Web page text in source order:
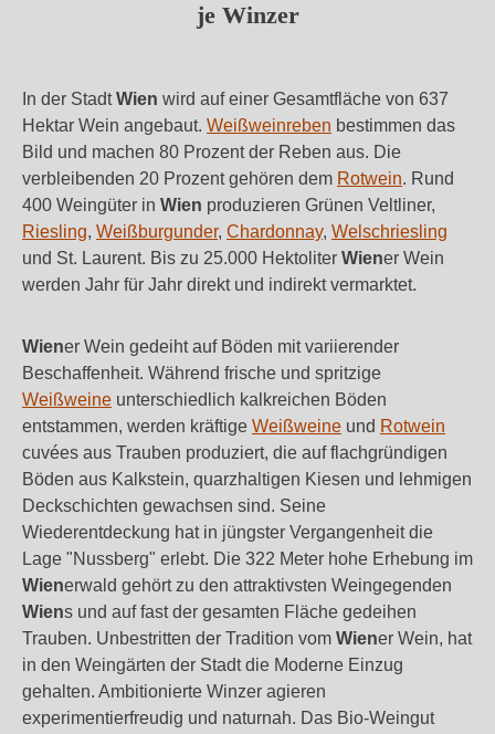
je Winzer
In der StadtWien wird auf einer Gesamtfläche von 637
Hektar Wein angebaut. Weißweinreben bestimmen das
Bild und machen 80 Prozent der Reben aus. Die
verbleibenden 20 Prozent gehören dem Rotwein. Rund
400 Weingüter in Wien produzieren Grünen Veltliner,
Riesling, Weißburgunder, Chardonnay, Welschriesling
und St. Laurent. Bis zu 25.000 Hektoliter Wiener Wein
werden Jahr für Jahr direkt und indirekt vermarktet.
Wiener Wein gedeiht auf Böden mit variierender
Beschaffenheit. Während frische und spritzige
Weißweine unterschiedlich kalkreichen Böden
entstammen, werden kräftige Weißweine und Rotwein
cuvées aus Trauben produziert, die auf flachgründigen
Böden aus Kalkstein, quarzhaltigen Kiesen und lehmigen
Deckschichten gewachsen sind. Seine
Wiederentdeckung hat in jüngster Vergangenheit die
Lage "Nussberg" erlebt. Die 322 Meter hohe Erhebung im
Wienerwald gehört zu den attraktivsten Weingegenden
Wiens und auf fast der gesamten Fläche gedeihen
Trauben. Unbestritten der Tradition vom Wiener Wein, hat
in den Weingärten der Stadt die Moderne Einzug
gehalten. Ambitionierte Winzer agieren
experimentierfreudig und naturnah. Das Bio-Weingut